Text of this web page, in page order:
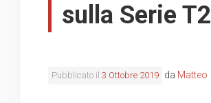
sulla Serie T2
Pubblicato il 3 Ottobre 2019 da Matteo